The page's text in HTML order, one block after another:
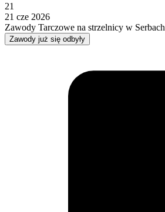
21
21 cze 2026
Zawody Tarczowe na strzelnicy w Serbach
Zawody już się odbyły